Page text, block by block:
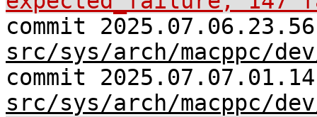
commit
src/sys/arch/macppc/
commit
src/sys/arch/macppc/